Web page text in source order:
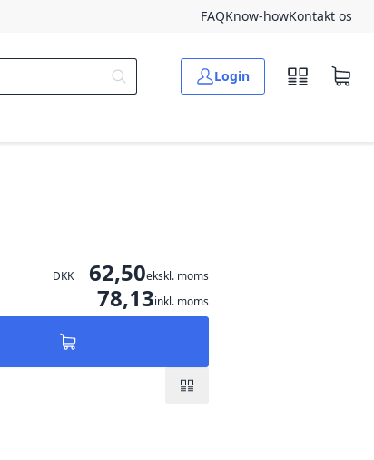
FAQKnow-howKontakt os
Login
DKK 62,50ekskl. moms
78,13inkl. moms